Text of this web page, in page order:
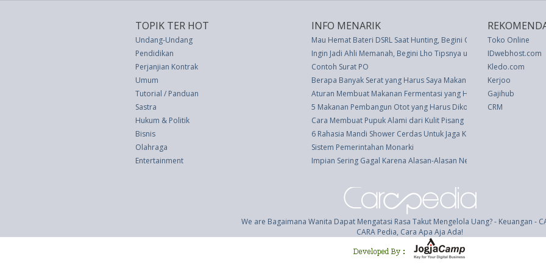
TOPIK TER HOT
Undang-Undang
Pendidikan
Perjanjian Kontrak
Umum
Tutorial / Panduan
Sastra
Hukum & Politik
Bisnis
Olahraga
Entertainment
INFO MENARIK
Mau Hemat Bateri DSRL Saat Hunting, Begini Caranya
Ingin Jadi Ahli Memanah, Begini Lho Tipsnya untuk Pemula
Contoh Surat PO
Berapa Banyak Serat yang Harus Saya Makan untuk Merasa Biasa?
Aturan Membuat Makanan Fermentasi yang Harus Diperhatikan
5 Makanan Pembangun Otot yang Harus Dikonsumsi Ibu Hamil
Cara Membuat Pupuk Alami dari Kulit Pisang
6 Rahasia Mandi Shower Cerdas Untuk Jaga Kesehatan Tubuh
Sistem Pemerintahan Monarki
Impian Sering Gagal Karena Alasan-Alasan Negatif Ini
Toko Online
IDwebhost.com
Kledo.com
Kerjoo
Gajihub
CRM
We are Bagaimana Wanita Dapat Mengatasi Rasa Takut Mengelola Uang? - Keuangan -
CARA Pedia, Cara Apa Aja Ada!